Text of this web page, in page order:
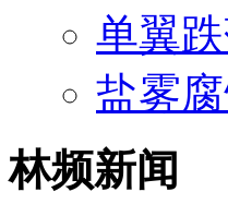
单翼
盐雾
林频新闻